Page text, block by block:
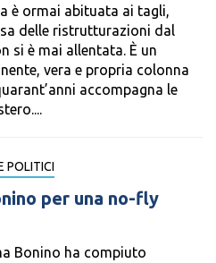
è ormai abituata ai tagli,
delle ristrutturazioni dal
si è mai allentata. È un
vera e propria colonna
accompagna le
POLITICI
per una no-fly
Bonino ha compiuto